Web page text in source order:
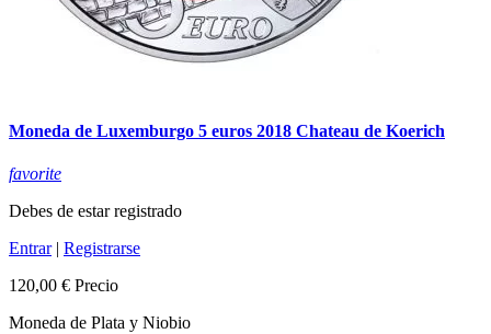
Moneda de Luxemburgo 5 euros 2018 Chateau de Koerich
favorite
Debes de estar registrado
Entrar| Registrarse
120,00 € Precio
Moneda de Plata y Niobio